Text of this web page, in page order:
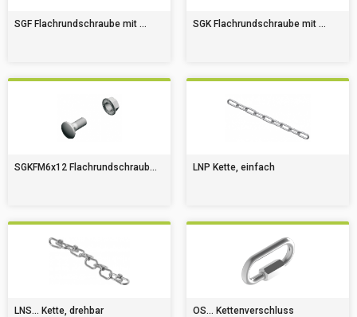
SGF Flachrundschraube mit ... SGK Flachrundschraube mit ...
SGKFM6x12 Flachrundschraub... LNP Kette, einfach
LNS... Kette, drehbar OS... Kettenverschluss